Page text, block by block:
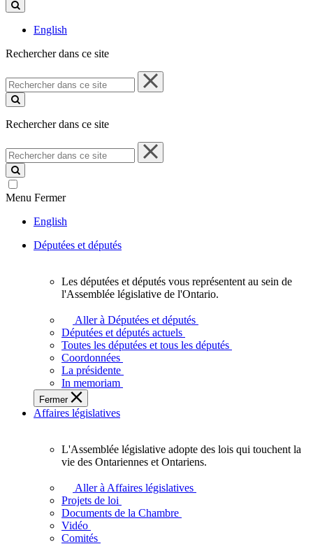
ce
English
Rechercher dans ce site
Rechercher
dans
ce
Rechercher dans ce site
Rechercher
dans
ce
site
Menu Fermer
English
Députées et députés
députés
vous
représentent
sein
de
l'Assemblée
législative
l'Ontario.
Les députées et députés vous représentent au sein de
l'Assemblée législative de l'Ontario.
Aller à Députées et députés
Députées et députés actuels
Toutes les députées et tous les députés
Coordonnées
La présidente
In memoriam
Fermer
Affaires législatives
L'Assemblée
adopte
touchent
L'Assemblée législative adopte des lois qui touchent la
vie des Ontariennes et Ontariens.
Aller à Affaires législatives
Projets de loi
Documents de la Chambre
Vidéo
Comités